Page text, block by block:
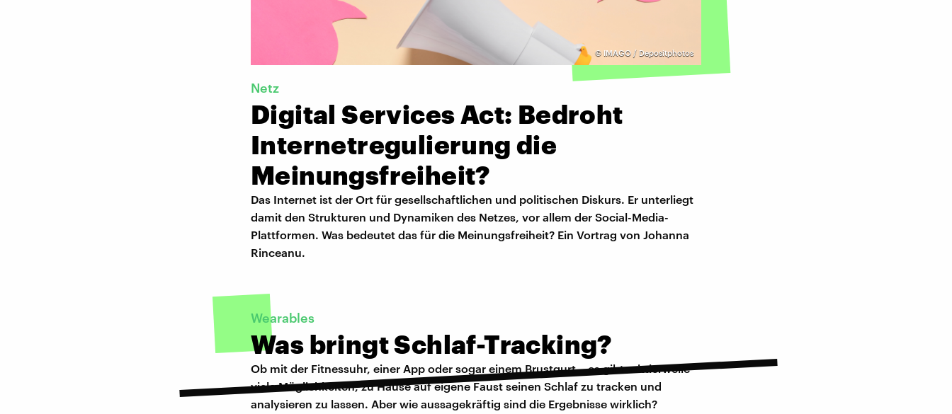
© IMAGO / Depositphotos
Netz
Digital Services Act: Bedroht
Internetregulierung die
Meinungsfreiheit?
Das Internet ist der Ort für gesellschaftlichen und politischen Diskurs. Er unterliegt
damit den Strukturen und Dynamiken des Netzes, vor allem der Social-Media-
Plattformen. Was bedeutet das für die Meinungsfreiheit? Ein Vortrag von Johanna
Rinceanu.
Wearables
Was bringt Schlaf-Tracking?
Ob mit der Fitnessuhr, einer App oder sogar einem Brustgurt – es gibt mittlerweile
viele Möglichkeiten, zu Hause auf eigene Faust seinen Schlaf zu tracken und
analysieren zu lassen. Aber wie aussagekräftig sind die Ergebnisse wirklich?